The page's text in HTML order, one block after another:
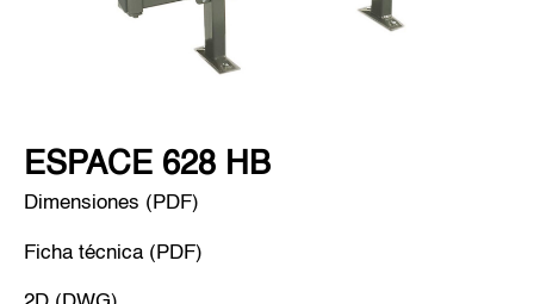
ESPACE 628 HB
Dimensiones (PDF)
Ficha técnica (PDF)